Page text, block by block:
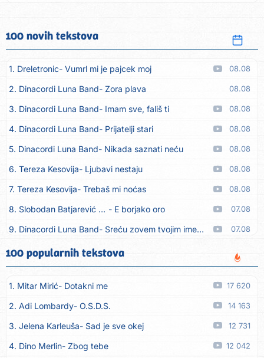
100 novih tekstova
1. Dreletronic Vumrl mi je pajcek moj 08.08
2. Dinacordi Luna Band Zora plava 08.08
3. Dinacordi Luna Band Imam sve, fališ ti 08.08
4. Dinacordi Luna Band Prijatelji stari 08.08
5. Dinacordi Luna Band Nikada saznati neću 08.08
6. Tereza Kesovija Ljubavi nestaju 08.08
7. Tereza Kesovija Trebaš mi noćas 08.08
8. Slobodan Batjarević Čobe E borjako oro 07.08
9. Dinacordi Luna Band Sreću zovem tvojim imenom (feat. Kristina Smetko) 07.08
10. Dinacordi Luna Band Tamburaši (feat. Kristina Smetko)
11. Dinacordi Luna Band Tvoja šutnja (feat. Kristina Smetko) 07.08
12. Tamara Brusić Neću kuhat´, neću prat´ 07.08
13. Grupa TNT Rijeka Via Roma, nikad doma 07.08
14. Zaim Imamović Kada moja mladost prođe 07.08
15. Azra Husarkić Do zadnje kapi 07.08
100 popularnih tekstova
1. Mitar Mirić Dotakni me 17 620
2. Adi Lombardy O.S.D.S. 14 163
3. Jelena Karleuša Sad je sve okej 12 731
4. Dino Merlin Zbog tebe 12 042